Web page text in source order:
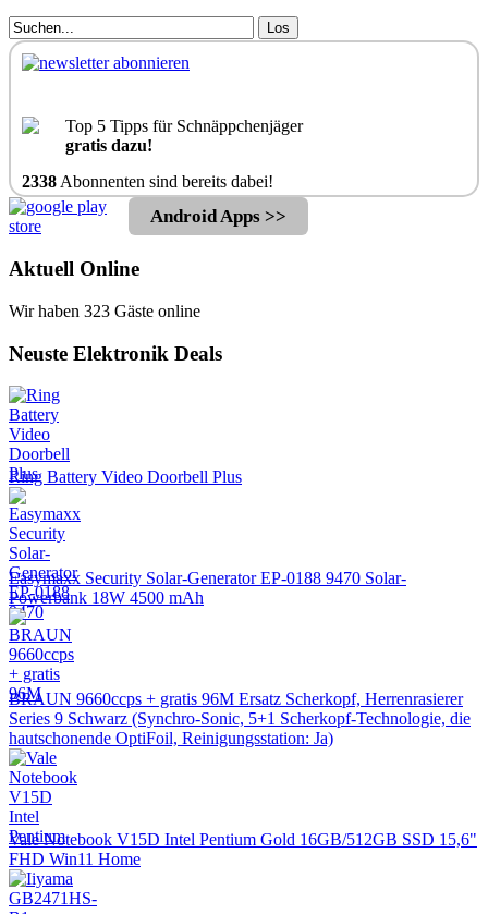
Los
Top 5 Tipps für Schnäppchenjäger
gratis dazu!
2338Abonnenten sind bereits dabei!
Android Apps >>
Aktuell Online
Wir haben 323 Gäste online
Neuste Elektronik Deals
Ring Battery Video Doorbell Plus
Easymaxx Security Solar-Generator EP-0188 9470 Solar-
Powerbank 18W 4500 mAh
BRAUN 9660ccps + gratis 96M Ersatz Scherkopf, Herrenrasierer
Series 9 Schwarz (Synchro-Sonic, 5+1 Scherkopf-Technologie, die
hautschonende OptiFoil, Reinigungsstation: Ja)
Vale Notebook V15D Intel Pentium Gold 16GB/512GB SSD 15,6"
FHD Win11 Home